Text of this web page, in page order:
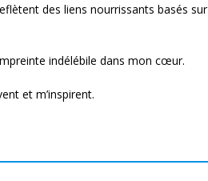
des liens nourrissants basés sur
indélébile dans mon cœur.
et m’inspirent.